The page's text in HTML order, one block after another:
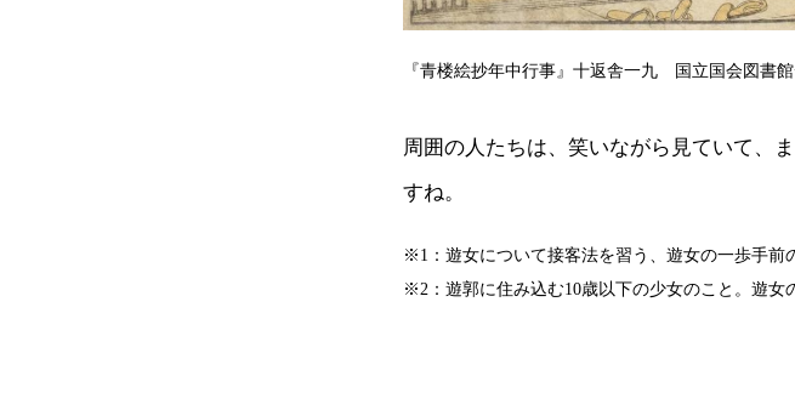
『青楼絵抄年中行事』十返舎一九 国立国会図書
周囲の人たちは、笑いながら見ていて、
すね。
※1：遊女について接客法を習う、遊女の一歩手前
※2：遊郭に住み込む10歳以下の少女のこと。遊女